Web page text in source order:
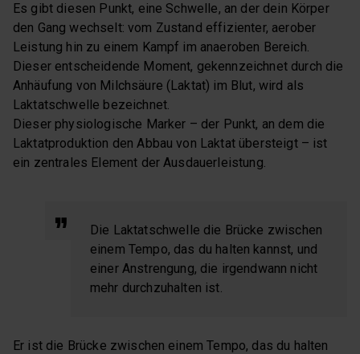
Es gibt diesen Punkt, eine Schwelle, an der dein Körper
den Gang wechselt: vom Zustand effizienter, aerober
Leistung hin zu einem Kampf im anaeroben Bereich.
Dieser entscheidende Moment, gekennzeichnet durch die
Anhäufung von Milchsäure (Laktat) im Blut, wird als
Laktatschwelle bezeichnet.
Dieser physiologische Marker – der Punkt, an dem die
Laktatproduktion den Abbau von Laktat übersteigt – ist
ein zentrales Element der Ausdauerleistung.
Die Laktatschwelle die Brücke zwischen
einem Tempo, das du halten kannst, und
einer Anstrengung, die irgendwann nicht
mehr durchzuhalten ist.
Er ist die Brücke zwischen einem Tempo, das du halten